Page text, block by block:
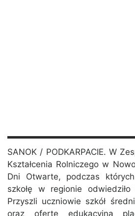
SANOK / PODKARPACIE. W
Kształcenia Rolniczego w
Dni Otwarte, podczas
szkołę w regionie
Przyszli uczniowie szkół
oraz ofertę edukacyjną